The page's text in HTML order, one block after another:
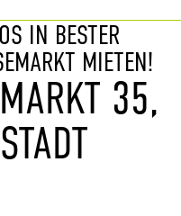
IN BESTER
MIETEN!
35,